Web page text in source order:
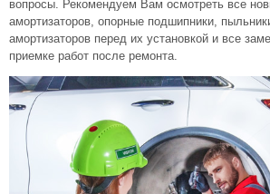
вопросы. Рекомендуем Вам осмотреть все
амортизаторов, опорные подшипники,
амортизаторов перед их установкой и все
приемке работ после ремонта.